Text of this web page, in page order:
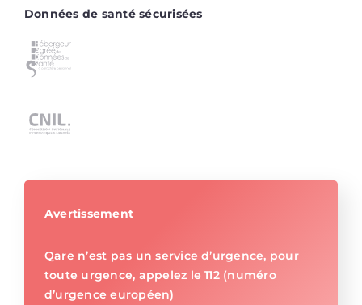
Données de santé sécurisées
Avertissement
Qare n’est pas un service d’urgence, pour
toute urgence, appelez le 112 (numéro
d’urgence européen)